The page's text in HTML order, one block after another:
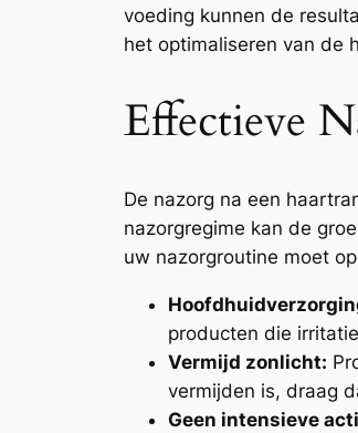
voeding kunnen de
het optimaliseren van de
Effectieve
De nazorg na een
nazorgregime kan de
uw nazorgroutine moet
producten die
Vermijd zonlicht:
vermijden is, draag
Geen intensieve